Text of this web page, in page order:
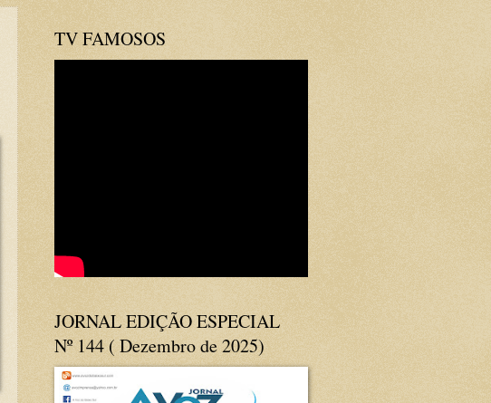
TV FAMOSOS
JORNAL EDIÇÃO ESPECIAL
Nº 144 ( Dezembro de 2025)